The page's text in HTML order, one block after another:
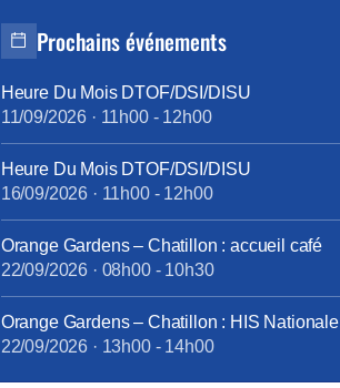
Prochains événements
Heure Du Mois DTOF/DSI/DISU
11/09/2026 · 11h00- 12h00
Heure Du Mois DTOF/DSI/DISU
16/09/2026 · 11h00- 12h00
Orange Gardens – Chatillon : accueil café
22/09/2026 · 08h00- 10h30
Orange Gardens – Chatillon : HIS Nationale
22/09/2026 · 13h00- 14h00